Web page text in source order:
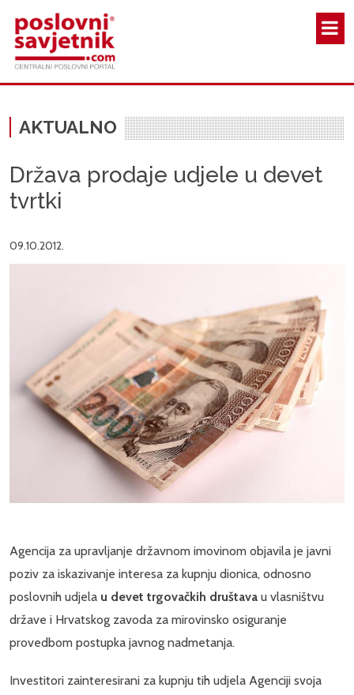
AKTUALNO
Država prodaje udjele u devet
tvrtki
09.10.2012.
Agencija za upravljanje državnom imovinom objavila je javni
poziv za iskazivanje interesa za kupnju dionica, odnosno
poslovnih udjela u devet trgovačkih društava u vlasništvu
države i Hrvatskog zavoda za mirovinsko osiguranje
provedbom postupka javnog nadmetanja.
Investitori zainteresirani za kupnju tih udjela Agenciji svoja